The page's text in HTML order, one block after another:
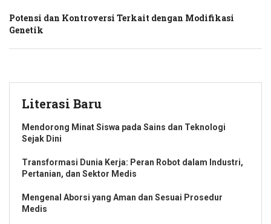
Potensi dan Kontroversi Terkait dengan Modifikasi
Genetik
Literasi Baru
Mendorong Minat Siswa pada Sains dan Teknologi
Sejak Dini
Transformasi Dunia Kerja: Peran Robot dalam Industri,
Pertanian, dan Sektor Medis
Mengenal Aborsi yang Aman dan Sesuai Prosedur
Medis